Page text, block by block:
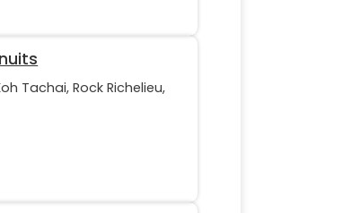
Tachai, Rock Richelieu,